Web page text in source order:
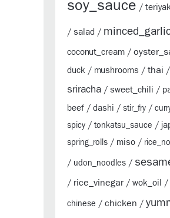
soy_sauce /
/ salad /
coconut_cream /
duck / mushrooms / thai /
sriracha / sweet_chili /
beef / dashi / stir_fry /
spicy / tonkatsu_sauce /
spring_rolls / miso /
/ udon_noodles /
/ rice_vinegar/ wok_oil /
chinese / chicken /